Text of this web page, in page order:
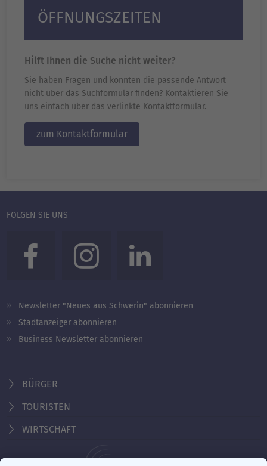
ÖFFNUNGSZEITEN
Hilft Ihnen die Suche nicht weiter?
Sie haben Fragen und konnten die passende Antwort
nicht über das Suchformular finden? Kontaktieren Sie
uns einfach über das verlinkte Kontaktformular.
zum Kontaktformular
FOLGEN SIE UNS
Newsletter "Neues aus Schwerin" abonnieren
Stadtanzeiger abonnieren
Business Newsletter abonnieren
BÜRGER
TOURISTEN
WIRTSCHAFT